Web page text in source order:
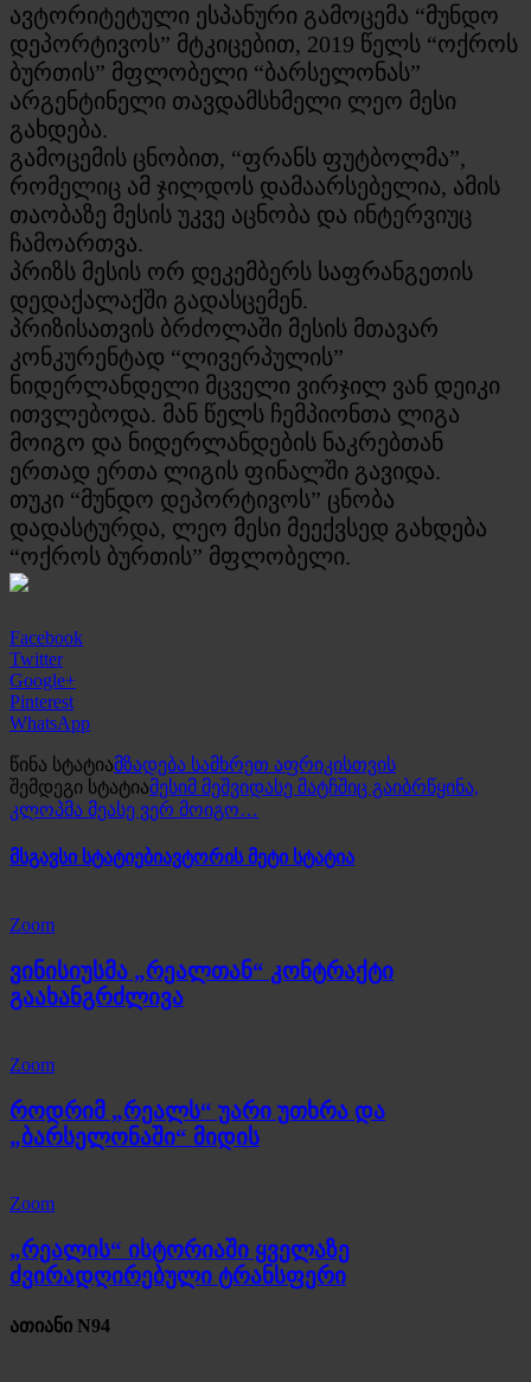
ავტორიტეტული ესპანური გამოცემა “მუნდო
დეპორტივოს” მტკიცებით, 2019 წელს “ოქროს
ბურთის” მფლობელი “ბარსელონას”
არგენტინელი თავდამსხმელი ლეო მესი
გახდება.
გამოცემის ცნობით, “ფრანს ფუტბოლმა”,
რომელიც ამ ჯილდოს დამაარსებელია, ამის
თაობაზე მესის უკვე აცნობა და ინტერვიუც
ჩამოართვა.
პრიზს მესის ორ დეკემბერს საფრანგეთის
დედაქალაქში გადასცემენ.
პრიზისათვის ბრძოლაში მესის მთავარ
კონკურენტად “ლივერპულის”
ნიდერლანდელი მცველი ვირჯილ ვან დეიკი
ითვლებოდა. მან წელს ჩემპიონთა ლიგა
მოიგო და ნიდერლანდების ნაკრებთან
ერთად ერთა ლიგის ფინალში გავიდა.
თუკი “მუნდო დეპორტივოს” ცნობა
დადასტურდა, ლეო მესი მეექვსედ გახდება
“ოქროს ბურთის” მფლობელი.
Facebook
Twitter
Google+
Pinterest
WhatsApp
წინა სტატიამზადება სამხრეთ აფრიკისთვის
შემდეგი სტატიამესიმ მეშვიდასე მატჩშიც გაიბრწყინა,
კლოპმა მეასე ვერ მოიგო…
მსგავსი სტატიებიავტორის მეტი სტატია
Zoom
ვინისიუსმა „რეალთან“ კონტრაქტი
გაახანგრძლივა
Zoom
როდრიმ „რეალს“ უარი უთხრა და
„ბარსელონაში“ მიდის
Zoom
„რეალის“ ისტორიაში ყველაზე
ძვირადღირებული ტრანსფერი
ათიანი N94